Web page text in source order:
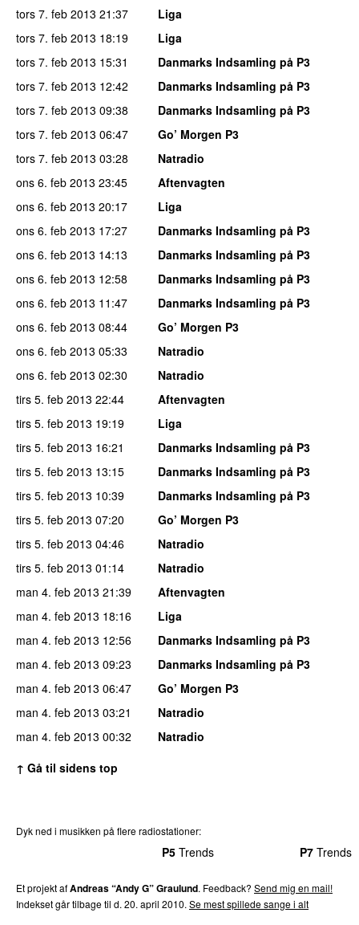
tors 7. feb 2013 21:37
Liga
tors 7. feb 2013 18:19
Liga
tors 7. feb 2013 15:31
Danmarks Indsamling på P3
tors 7. feb 2013 12:42
Danmarks Indsamling på P3
tors 7. feb 2013 09:38
Danmarks Indsamling på P3
tors 7. feb 2013 06:47
Go’ Morgen P3
tors 7. feb 2013 03:28
Natradio
ons 6. feb 2013 23:45
Aftenvagten
ons 6. feb 2013 20:17
Liga
ons 6. feb 2013 17:27
Danmarks Indsamling på P3
ons 6. feb 2013 14:13
Danmarks Indsamling på P3
ons 6. feb 2013 12:58
Danmarks Indsamling på P3
ons 6. feb 2013 11:47
Danmarks Indsamling på P3
ons 6. feb 2013 08:44
Go’ Morgen P3
ons 6. feb 2013 05:33
Natradio
ons 6. feb 2013 02:30
Natradio
tirs 5. feb 2013 22:44
Aftenvagten
tirs 5. feb 2013 19:19
Liga
tirs 5. feb 2013 16:21
Danmarks Indsamling på P3
tirs 5. feb 2013 13:15
Danmarks Indsamling på P3
tirs 5. feb 2013 10:39
Danmarks Indsamling på P3
tirs 5. feb 2013 07:20
Go’ Morgen P3
tirs 5. feb 2013 04:46
Natradio
tirs 5. feb 2013 01:14
Natradio
man 4. feb 2013 21:39
Aftenvagten
man 4. feb 2013 18:16
Liga
man 4. feb 2013 12:56
Danmarks Indsamling på P3
man 4. feb 2013 09:23
Danmarks Indsamling på P3
man 4. feb 2013 06:47
Go’ Morgen P3
man 4. feb 2013 03:21
Natradio
man 4. feb 2013 00:32
Natradio
↑ Gå til sidens top
Dyk ned i musikken på flere radiostationer:
P5 Trends P7 Trends
Et projekt afAndreas “Andy G” Graulund. Feedback? Send mig en mail!
Indekset går tilbage til d. 20. april 2010. Se mest spillede sange i alt